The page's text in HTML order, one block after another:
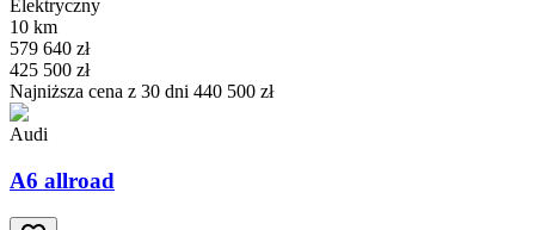
Elektryczny
10 km
579 640 zł
425 500 zł
Najniższa cena z 30 dni 440 500 zł
Audi
A6 allroad